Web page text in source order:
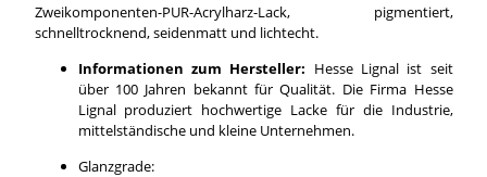
Zweikomponenten-PUR-Acrylharz-Lack, pigmentiert,
schnelltrocknend, seidenmatt und lichtecht.
Informationen zum Hersteller: Hesse Lignal ist seit
über 100 Jahren bekannt für Qualität. Die Firma Hesse
Lignal produziert hochwertige Lacke für die Industrie,
mittelständische und kleine Unternehmen.
Glanzgrade: